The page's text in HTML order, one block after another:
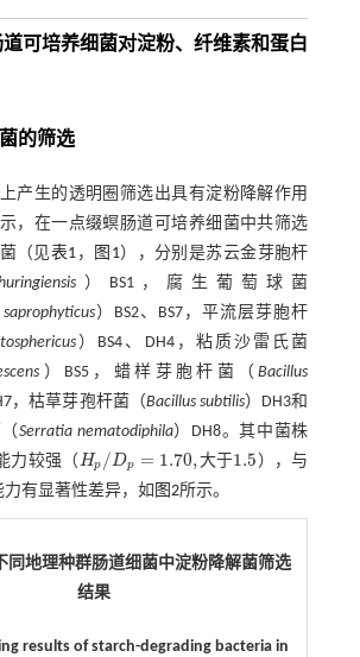
可培养细菌对淀粉、纤维素和蛋白
的筛选
产生的透明圈筛选出具有淀粉降解作用
，在一点缀螟肠道可培养细菌中共筛选
（见表1 ， 图1），分别是苏云金芽胞杆
）BS1，腐生葡萄球菌
）BS2、BS7，平流层芽胞杆
）BS4、DH4，粘质沙雷氏菌
）BS5，蜡样芽胞杆菌（Bacillus
，枯草芽孢杆菌（Bacillus subtilis）DH3和
Serratia nematodiphila）DH8。其中菌株
力较强（Hp /Dp = 1.70,大于1.5
Hp/Dp=1.70,大于 1.5
），与
力有显著性差异，如 图2所示。
同地理种群肠道细菌中淀粉降解菌筛选
结果
results of starch-degrading bacteria in